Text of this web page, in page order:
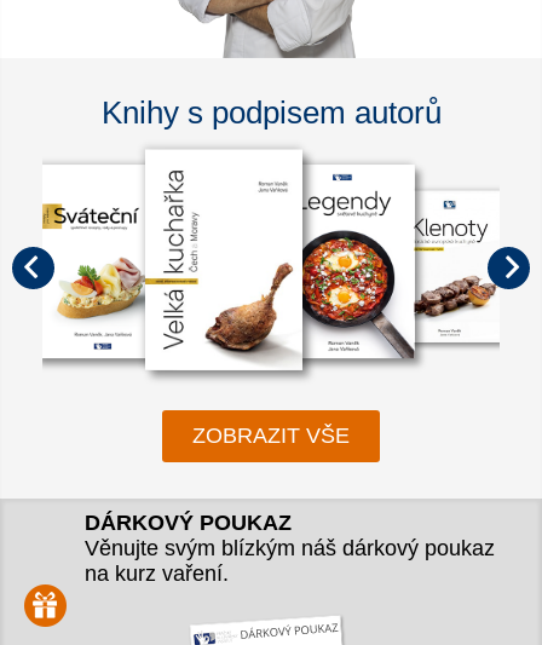
Knihy s podpisem autorů
ZOBRAZIT VŠE
DÁRKOVÝ POUKAZ
Věnujte svým blízkým náš dárkový poukaz
na kurz vaření.